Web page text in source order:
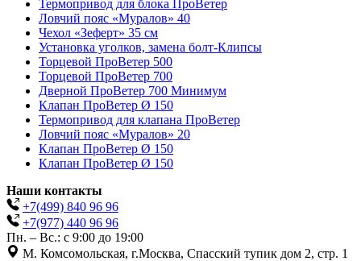
Термопривод для блока ПроВетер
Ловчий пояс «Муралов» 40
Чехол «Зеферт» 35 см
Установка уголков, замена болт-Клипсы
Торцевой ПроВетер 500
Торцевой ПроВетер 700
Дверной ПроВетер 700 Минимум
Клапан ПроВетер Ø 150
Термопривод для клапана ПроВетер
Ловчий пояс «Муралов» 20
Клапан ПроВетер Ø 150
Клапан ПроВетер Ø 150
Наши контакты
+7(499) 840 96 96
+7(977) 440 96 96
Пн. – Вс.: с 9:00 до 19:00
М. Комсомольская, г.Москва, Спасский тупик дом 2, стр. 1